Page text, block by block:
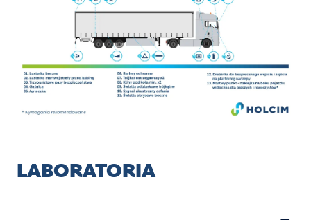
LABORATORIA